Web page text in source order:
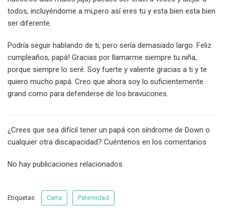
todos, incluyéndome a mi,pero así eres tu y esta bien esta bien
ser diferente.
Podría seguir hablando de ti, pero sería demasiado largo. Feliz
cumpleaños, papá! Gracias por llamarme siempre tu niña,
porque siempre lo seré. Soy fuerte y valiente gracias a ti y te
quiero mucho papá. Creo que ahora soy lo suficientemente
grand como para defenderse de los bravucones.
¿Crees que sea difícil tener un papá con síndrome de Down o
cualquier otra discapacidad? Cuéntenos en los comentarios
No hay publicaciones relacionados
Etiquetas: Carta Paternidad